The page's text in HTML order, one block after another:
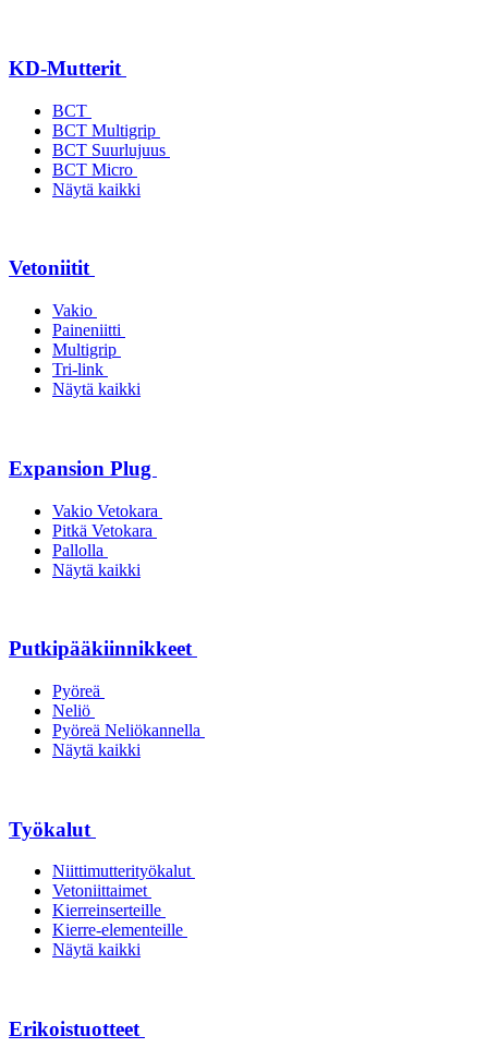
KD-Mutterit
BCT
BCT Multigrip
BCT Suurlujuus
BCT Micro
Näytä kaikki
Vetoniitit
Vakio
Paineniitti
Multigrip
Tri-link
Näytä kaikki
Expansion Plug
Vakio Vetokara
Pitkä Vetokara
Pallolla
Näytä kaikki
Putkipääkiinnikkeet
Pyöreä
Neliö
Pyöreä Neliökannella
Näytä kaikki
Työkalut
Niittimutterityökalut
Vetoniittaimet
Kierreinserteille
Kierre-elementeille
Näytä kaikki
Erikoistuotteet